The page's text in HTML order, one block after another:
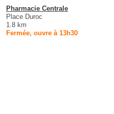
Pharmacie Centrale
Place Duroc
1.8 km
Fermée, ouvre à 13h30